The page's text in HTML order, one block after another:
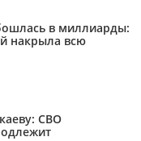
в миллиарды:
накрыла всю
СВО